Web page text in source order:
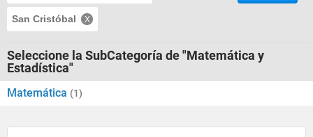
San Cristóbal
Seleccione la SubCategoría de "Matemática y
Estadística"
Matemática (1)